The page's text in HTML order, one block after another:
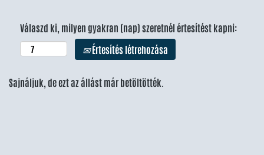
Válaszd ki, milyen gyakran (nap) szeretnél értesítést kapni:
Értesítés létrehozása
Sajnáljuk, de ezt az állást már betöltötték.